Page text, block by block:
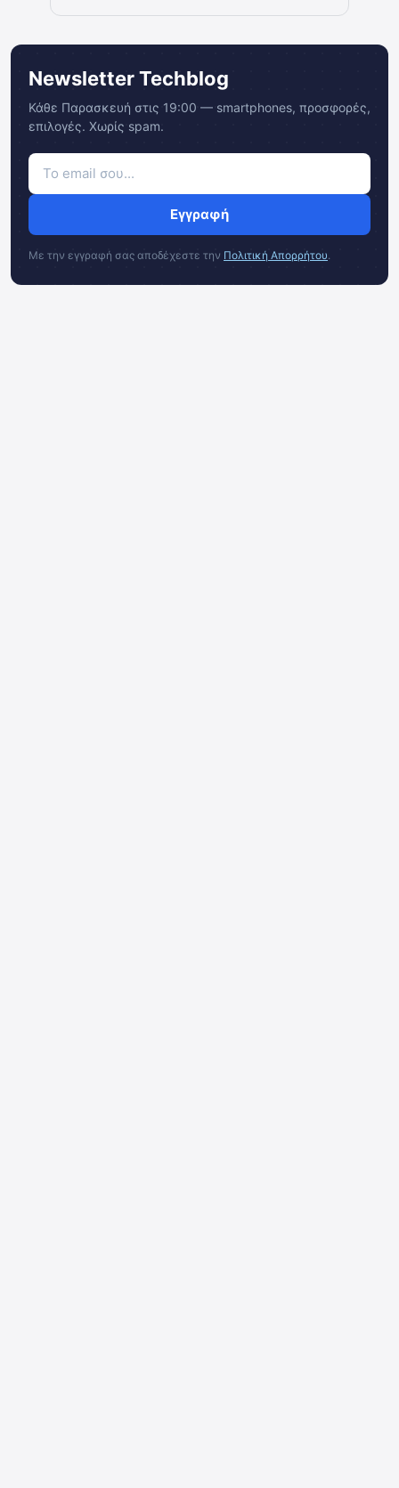
Newsletter Techblog
Κάθε Παρασκευή στις 19:00 — smartphones, προσφορές,
επιλογές. Χωρίς spam.
Εγγραφή
Με την εγγραφή σας αποδέχεστε την Πολιτική Απορρήτου.